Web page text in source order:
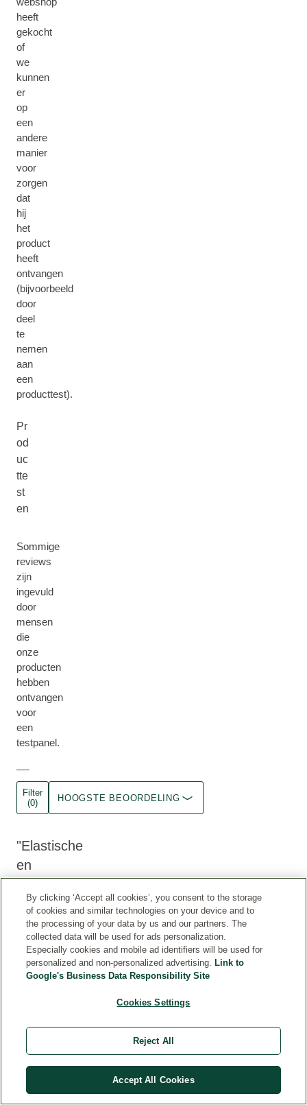
heeft
gekocht
of
we
kunnen
er
op
een
andere
manier
voor
zorgen
dat
hij
het
product
heeft
ontvangen
(bijvoorbeeld
door
deel
te
nemen
aan
een
producttest).
Pr
od
uc
tte
st
en
Sommige
reviews
zijn
ingevuld
door
mensen
die
onze
producten
hebben
ontvangen
voor
een
testpanel.
Filter
(0)
HOOGSTE BEOORDELING
Elastische
en
huid
gebruikte
altijd
een
andere
maar
onlangs
voor
eerst
By clicking ‘Accept all cookies’, you consent to the storage
of cookies and similar technologies on your device and to
the processing of your data by us and our partners. The
collected data will be used for ads personalization.
Especially cookies and mobile ad identifiers will be used for
personalized and non-personalized advertising. Link to
Google's Business Data Responsibility Site
Cookies Settings
Reject All
Accept All Cookies